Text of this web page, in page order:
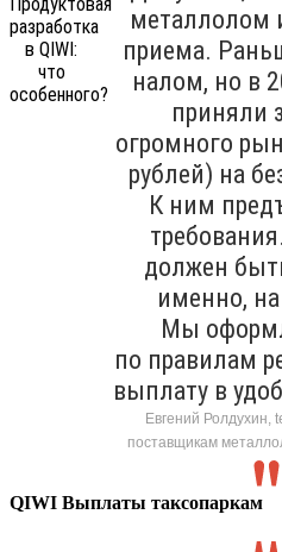
металлолом
приема.
налом, но в
приняли
огромного
рублей) на
К ним
должен
именно,
Мы
по правилам
выплату в
Евгений Ролдухин,
поставщикам
QIWI Выплаты таксопаркам